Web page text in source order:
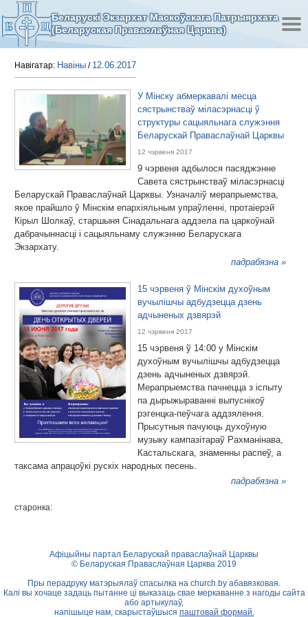
Беларускі Экзархат Маскоўскага Патрыярхата
(Беларуская Праваслаўная Царква)
Навігатар: Навіны / 12.06.2017
У Мінску абмеркавалі месца
сястрынстваў міласэрнасці ў
структуры сацыяльнага служэння
Беларускай Праваслаўнай Царквы
12 чэрвеня 2017
9 чэрвеня адбылося пасяджэнне
Савета сястрынстваў міласэрнасці
Беларускай Праваслаўнай Царквы. Узначаліў мерапрыемства,
якое прайшло ў Мінскім епархіяльным упраўленні, протаіерэй
Кірыл Шолкаў, старшыня Сінадальнага аддзела па царкоўнай
дабрачыннасці і сацыяльнаму служэнню Беларускага
Экзархату.
падрабязна »
15 чэрвеня ў Мінскім духоўным
вучылішчы адбудзецца дзень
адчыненых дзвярэй
12 чэрвеня 2017
15 чэрвеня ў 14:00 у Мінскім
духоўным вучылішчы адбудзецца
дзень адчыненых дзвярэй.
Мерапрыемства пачнецца з іспыту
па дырыжыраванні выпуснікоў
рэгенцка-пеўчага аддзялення.
Прысутныя пачуюць духоўную
музыку кампазітараў Рахманінава,
Кастальскага, знаменны распеў, а
таксама апрацоўкі рускіх народных песень.
падрабязна »
старонка:
Афіцыйны партал Беларускай праваслаўнай Царквы
© Беларуская Праваслаўная Царква 2019
Пры перадруку матэрыялаў спасылка на church.by абавязковая.
Калі вы хочаце задаць пытанне ці выказаць свае меркаванне з нагоды сайта
або артыкулаў,
напішыце нам, скарыстаўшыся паштовай формай.